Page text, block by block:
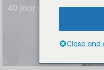
40 jaar reparatie
Close and